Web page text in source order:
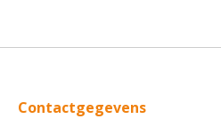
Contactgegevens